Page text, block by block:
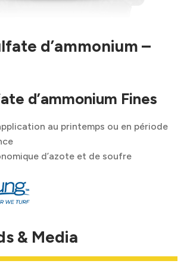
d’ammonium –
d’ammonium Fines
au printemps ou en période
d’azote et de soufre
& Media